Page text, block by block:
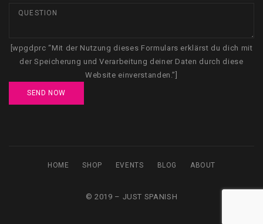
[wpgdprc “Mit der Nutzung dieses Formulars erklärst du dich mit
der Speicherung und Verarbeitung deiner Daten durch diese
Website einverstanden.”]
HOME SHOP EVENTS BLOG ABOUT
© 2019 – JUST SPANISH